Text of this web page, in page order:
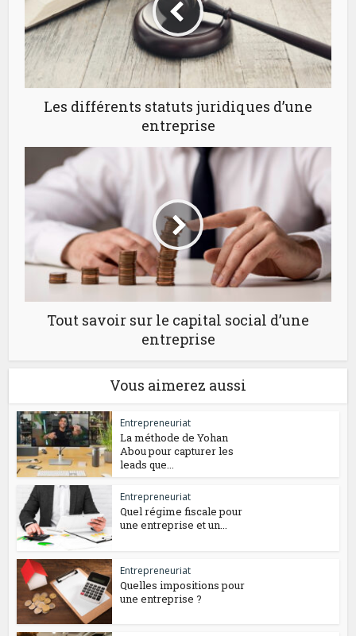
Les différents statuts juridiques d’une
entreprise
Tout savoir sur le capital social d’une
entreprise
Vous aimerez aussi
Entrepreneuriat
La méthode de Yohan
Abou pour capturer les
leads que...
Entrepreneuriat
Quel régime fiscale pour
une entreprise et un...
Entrepreneuriat
Quelles impositions pour
une entreprise ?